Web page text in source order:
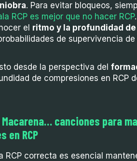
. Para evitar bloqueos,
RCP es mejor que no hacer RCP
el ritmo y la profundidad
de supervivencia
desde la perspectiva del
de compresiones en RCP
Macarena… canciones para
en RCP
RCP correcta es esencial